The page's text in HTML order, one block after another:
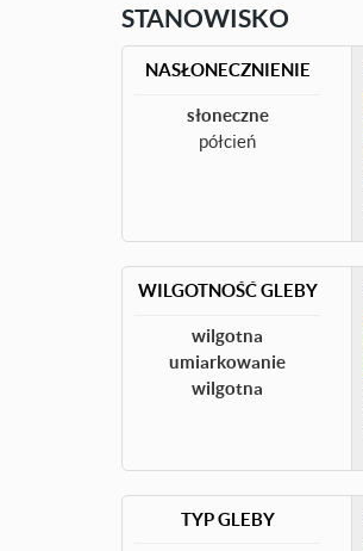
STANOWISKO
NASŁONECZNIENIE
słoneczne
półcień
WILGOTNOŚĆ GLEBY
wilgotna
umiarkowanie
wilgotna
TYP GLEBY